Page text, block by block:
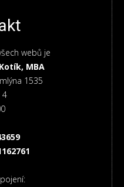
webů je
MBA
1535
4